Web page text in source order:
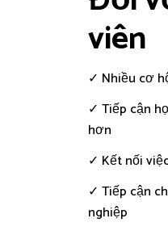
viên
✓ Nhiều cơ
✓ Tiếp cận
hơn
✓ Kết nối
✓ Tiếp cận
nghiệp